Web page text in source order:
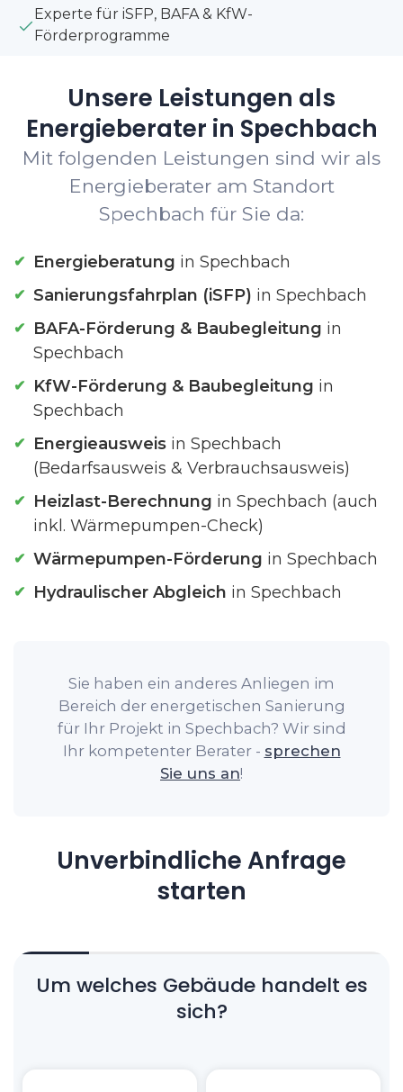
Experte für iSFP, BAFA & KfW-
Förderprogramme
Unsere Leistungen als
Energieberater in Spechbach
Mit folgenden Leistungen sind wir als
Energieberater am Standort
Spechbach für Sie da:
Energieberatung in Spechbach
Sanierungsfahrplan (iSFP) in Spechbach
BAFA-Förderung & Baubegleitung in
Spechbach
KfW-Förderung & Baubegleitung in
Spechbach
Energieausweis in Spechbach
(Bedarfsausweis & Verbrauchsausweis)
Heizlast-Berechnung in Spechbach (auch
inkl. Wärmepumpen-Check)
Wärmepumpen-Förderung in Spechbach
Hydraulischer Abgleich in Spechbach
Sie haben ein anderes Anliegen im
Bereich der energetischen Sanierung
für Ihr Projekt in Spechbach? Wir sind
Ihr kompetenter Berater - sprechen
Sie uns an!
Unverbindliche Anfrage
starten